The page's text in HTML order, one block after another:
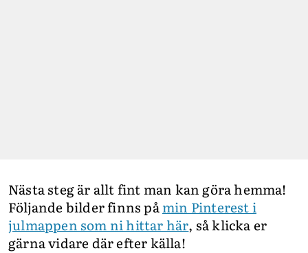
Nästa steg är allt fint man kan göra hemma!
Följande bilder finns påmin Pinterest i
julmappen som ni hittar här, så klicka er
gärna vidare där efter källa!